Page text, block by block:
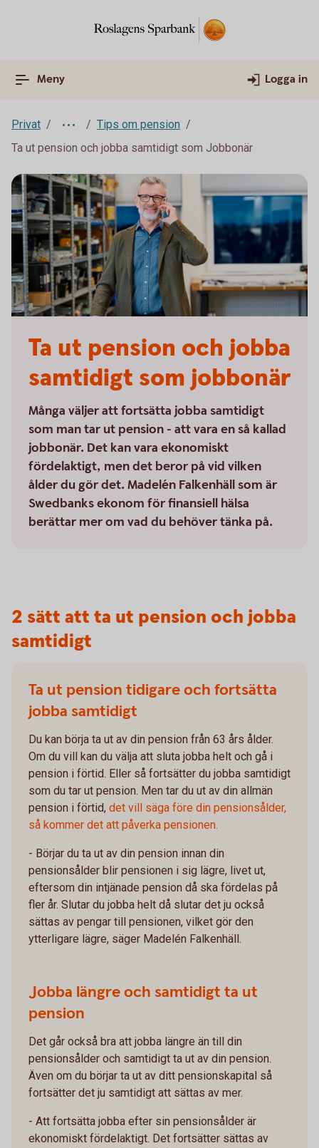
Meny Logga in
Privat
Tips om pension
Ta ut pension och jobba samtidigt som Jobbonär
Ta ut pension och jobba
samtidigt som jobbonär
Många väljer att fortsätta jobba samtidigt
som man tar ut pension - att vara en så kallad
jobbonär. Det kan vara ekonomiskt
fördelaktigt, men det beror på vid vilken
ålder du gör det. Madelén Falkenhäll som är
Swedbanks ekonom för finansiell hälsa
berättar mer om vad du behöver tänka på.
2 sätt att ta ut pension och jobba
samtidigt
Ta ut pension tidigare och fortsätta
jobba samtidigt
Du kan börja ta ut av din pension från 63 års ålder.
Om du vill kan du välja att sluta jobba helt och gå i
pension i förtid. Eller så fortsätter du jobba samtidigt
som du tar ut pension. Men tar du ut av din allmän
pension i förtid, det vill säga före din pensionsålder,
så kommer det att påverka pensionen.
- Börjar du ta ut av din pension innan din
pensionsålder blir pensionen i sig lägre, livet ut,
eftersom din intjänade pension då ska fördelas på
fler år. Slutar du jobba helt då slutar det ju också
sättas av pengar till pensionen, vilket gör den
ytterligare lägre, säger Madelén Falkenhäll.
Jobba längre och samtidigt ta ut
pension
Det går också bra att jobba längre än till din
pensionsålder och samtidigt ta ut av din pension.
Även om du börjar ta ut av ditt pensionskapital så
fortsätter det ju samtidigt att sättas av mer.
- Att fortsätta jobba efter sin pensionsålder är
ekonomiskt fördelaktigt. Det fortsätter sättas av